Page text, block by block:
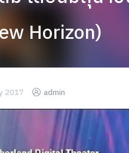
Horizon)
2017 admin